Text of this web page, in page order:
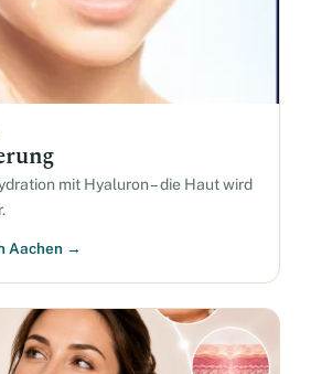
mit Hyaluron – die Haut wird
Aachen →